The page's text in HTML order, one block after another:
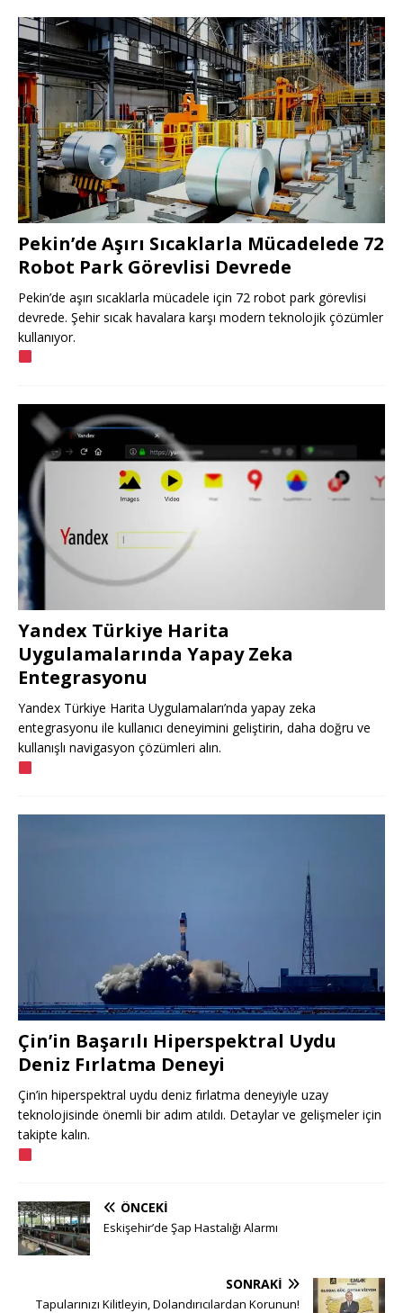
Pekin’de Aşırı Sıcaklarla Mücadelede 72
Robot Park Görevlisi Devrede
Pekin’de aşırı sıcaklarla mücadele için 72 robot park görevlisi
devrede. Şehir sıcak havalara karşı modern teknolojik çözümler
kullanıyor.
Yandex Türkiye Harita
Uygulamalarında Yapay Zeka
Entegrasyonu
Yandex Türkiye Harita Uygulamaları’nda yapay zeka
entegrasyonu ile kullanıcı deneyimini geliştirin, daha doğru ve
kullanışlı navigasyon çözümleri alın.
Çin’in Başarılı Hiperspektral Uydu
Deniz Fırlatma Deneyi
Çin’in hiperspektral uydu deniz fırlatma deneyiyle uzay
teknolojisinde önemli bir adım atıldı. Detaylar ve gelişmeler için
takipte kalın.
ÖNCEKI
Eskişehir’de Şap Hastalığı Alarmı
SONRAKI
Tapularınızı Kilitleyin, Dolandırıcılardan Korunun!